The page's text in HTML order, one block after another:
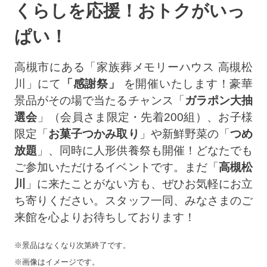
くらしを応援！おトクがいっ
ぱい！
高槻市にある「家族葬メモリーハウス 高槻松
川」にて
「感謝祭」
を開催いたします！豪華
景品がその場で当たるチャンス「 ガラポン大抽
選会」（会員さま限定・先着200組）、お子様
限定「 お菓子つかみ取り 」や新鮮野菜の「つめ
放題 」、同時に人形供養祭も開催！どなたでも
ご参加いただけるイベントです。まだ「 高槻松
川
」に来たことがない方も、ぜひお気軽にお立
ち寄りください。スタッフ一同、みなさまのご
来館を心よりお待ちしております！
※景品はなくなり次第終了です。
※画像はイメージです。